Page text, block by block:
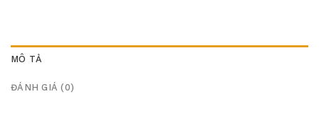
MÔ TẢ
ĐÁNH GIÁ (0)